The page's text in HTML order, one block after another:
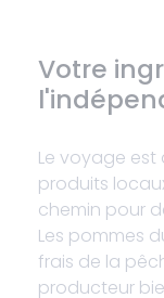
Votre
Le voyage est
produits
chemin pour
Les pommes
frais de la
producteur